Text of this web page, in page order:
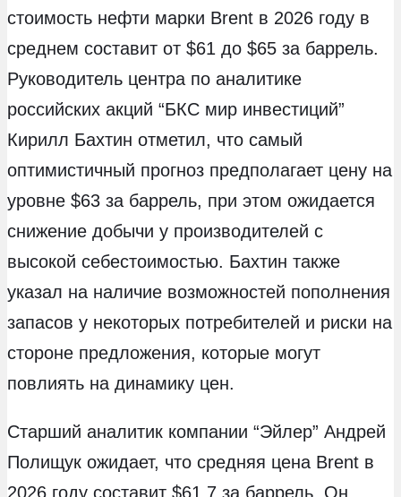
стоимость нефти марки Brent в 2026 году в
среднем составит от $61 до $65 за баррель.
Руководитель центра по аналитике
российских акций “БКС мир инвестиций”
Кирилл Бахтин отметил, что самый
оптимистичный прогноз предполагает цену на
уровне $63 за баррель, при этом ожидается
снижение добычи у производителей с
высокой себестоимостью. Бахтин также
указал на наличие возможностей пополнения
запасов у некоторых потребителей и риски на
стороне предложения, которые могут
повлиять на динамику цен.
Старший аналитик компании “Эйлер” Андрей
Полищук ожидает, что средняя цена Brent в
2026 году составит $61,7 за баррель. Он